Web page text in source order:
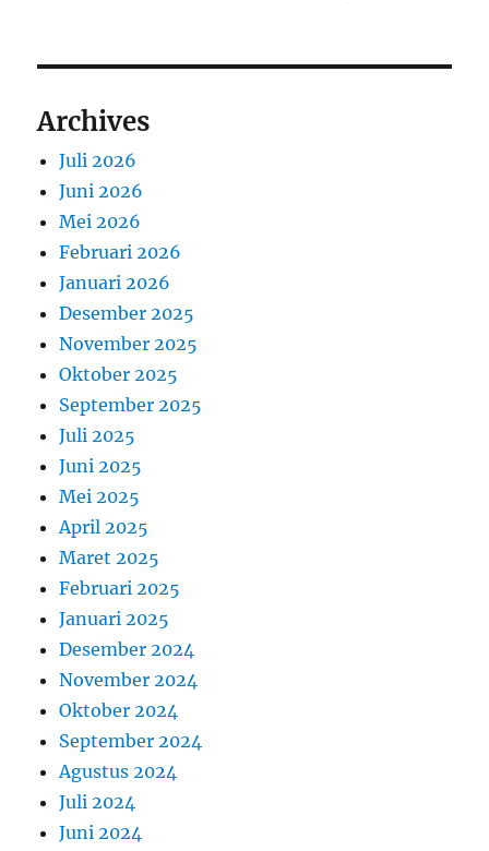
Archives
Juli 2026
Juni 2026
Mei 2026
Februari 2026
Januari 2026
Desember 2025
November 2025
Oktober 2025
September 2025
Juli 2025
Juni 2025
Mei 2025
April 2025
Maret 2025
Februari 2025
Januari 2025
Desember 2024
November 2024
Oktober 2024
September 2024
Agustus 2024
Juli 2024
Juni 2024